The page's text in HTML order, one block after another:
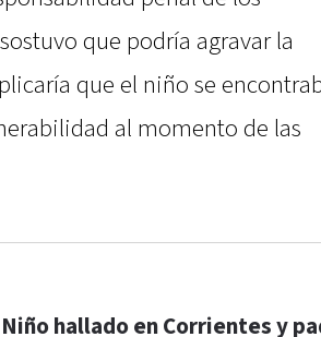
que podría agravar la
que el niño se
al momento de las
Niño hallado en Corrientes y